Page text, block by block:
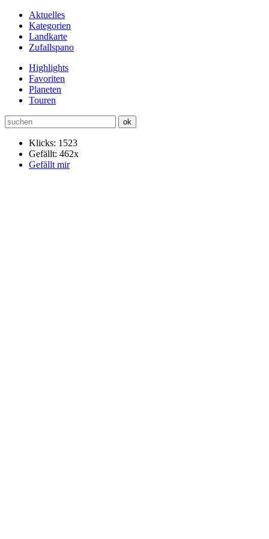
Aktuelles
Kategorien
Landkarte
Zufallspano
Highlights
Favoriten
Planeten
Touren
Klicks: 1523
Gefällt: 462x
Gefällt mir